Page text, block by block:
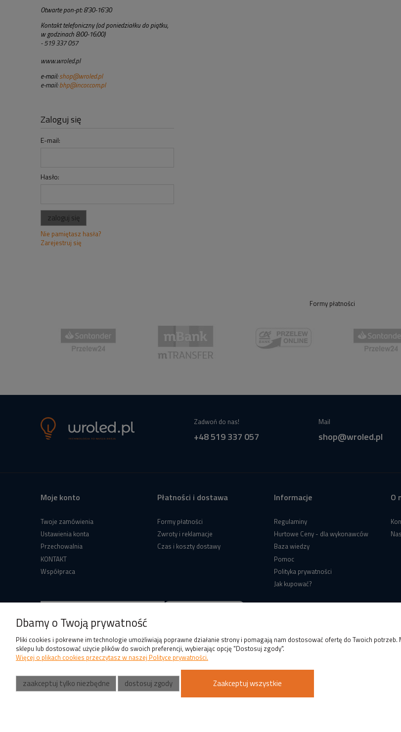
Otwarte pon-pt: 8'30-16'30
Kontakt telefoniczny (od poniedziałku do piątku,
w godzinach 8:00-16:00)
- 519 337 057
www.wroled.pl
e-mail: shop@wroled.pl
e-mail:bhp@incor.com.pl
Zaloguj się
E-mail:
Hasło:
zaloguj się
Nie pamiętasz hasła?
Zarejestruj się
Formy płatności
Zadwoń do nas!
+48 519 337 057
Mail
shop@wroled.pl
Moje konto
Twoje zamówienia
Ustawienia konta
Przechowalnia
KONTAKT
Współpraca
Płatności i dostawa
Formy płatności
Zwroty i reklamacje
Czas i koszty dostawy
Informacje
Regulaminy
Hurtowe Ceny - dla wykonawców
Baza wiedzy
Pomoc
Polityka prywatności
Jak kupować?
O
Dbamy o Twoją prywatność
Pliki cookies i pokrewne im technologie umożliwiają poprawne działanie strony i pomagają nam dostosować ofertę do Twoich
sklepu lub dostosować użycie plików do swoich preferencji, wybierając opcję "Dostosuj zgody".
Więcej o plikach cookies przeczytasz w naszej Polityce prywatności.
zaakceptuj tylko niezbędne dostosuj zgody Zaakceptuj wszystkie